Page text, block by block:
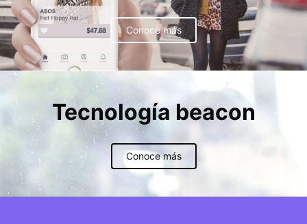
Conoce más
Tecnología beacon
Conoce más